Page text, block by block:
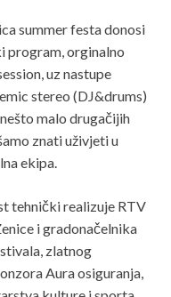
summer festa donosi
program, orginalno
uz nastupe
stereo (DJ&drums)
malo drugačijih
znati uživjeti u
ekipa.
tehnički realizuje RTV
i gradonačelnika
zlatnog
Aura osiguranja,